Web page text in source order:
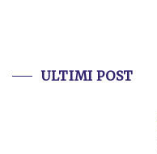
ULTIMI POST